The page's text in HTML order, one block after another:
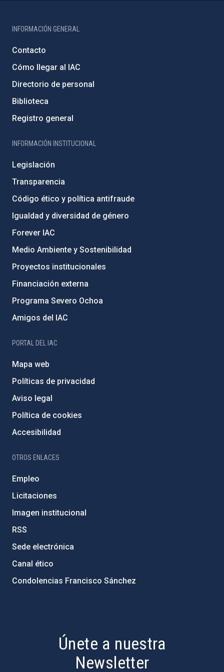
INFORMACIÓN GENERAL
Contacto
Cómo llegar al IAC
Directorio de personal
Biblioteca
Registro general
INFORMACIÓN INSTITUCIONAL
Legislación
Transparencia
Código ético y política antifraude
Igualdad y diversidad de género
Forever IAC
Medio Ambiente y Sostenibilidad
Proyectos institucionales
Financiación externa
Programa Severo Ochoa
Amigos del IAC
PORTAL DEL IAC
Mapa web
Políticas de privacidad
Aviso legal
Política de cookies
Accesibilidad
OTROS ENLACES
Empleo
Licitaciones
Imagen institucional
RSS
Sede electrónica
Canal ético
Condolencias Francisco Sánchez
Únete a nuestra
Newsletter